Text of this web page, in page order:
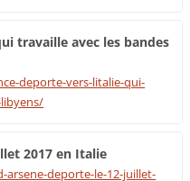
travaille avec les bandes
deporte-vers-litalie-qui-
2017 en Italie
deporte-le-12-juillet-